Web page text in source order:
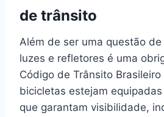
de trânsito
Além de ser uma questão
luzes e refletores é uma
Código de Trânsito
bicicletas estejam
que garantam visibilidade,